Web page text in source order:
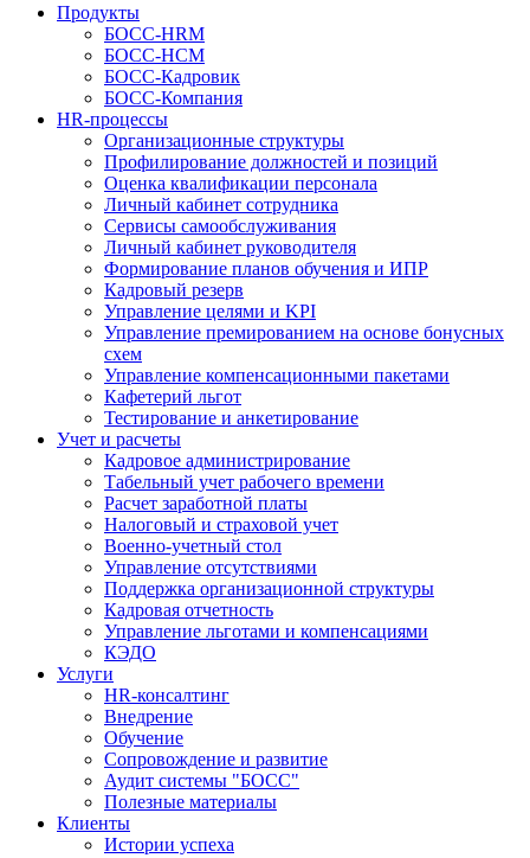
Продукты
БОСС-HRM
БОСС-HCM
БОСС-Кадровик
БОСС-Компания
HR-процессы
Организационные структуры
Профилирование должностей и позиций
Оценка квалификации персонала
Личный кабинет сотрудника
Сервисы самообслуживания
Личный кабинет руководителя
Формирование планов обучения и ИПР
Кадровый резерв
Управление целями и KPI
Управление премированием на основе бонусных
схем
Управление компенсационными пакетами
Кафетерий льгот
Тестирование и анкетирование
Учет и расчеты
Кадровое администрирование
Табельный учет рабочего времени
Расчет заработной платы
Налоговый и страховой учет
Военно-учетный стол
Управление отсутствиями
Поддержка организационной структуры
Кадровая отчетность
Управление льготами и компенсациями
КЭДО
Услуги
HR-консалтинг
Внедрение
Обучение
Сопровождение и развитие
Аудит системы "БОСС"
Полезные материалы
Клиенты
Истории успеха